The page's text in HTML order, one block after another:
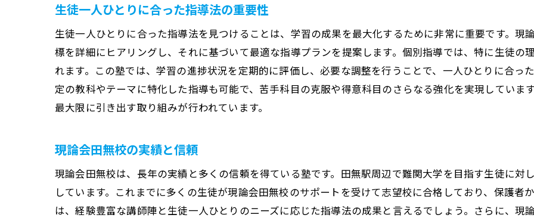
生徒の興味を引き出す指導法
学習意欲向上のための環境作り
現論会田無校の教育理念
信頼できる塾の選び方
個別指導の質を見極める基準
現論会田無校の特長と選ばれる理由
生徒一人ひとりに合った指導法の重要性
生徒一人ひとりに合った指導法を見つけることは、学習の成果を最大化するために非常に重要です。現
標を詳細にヒアリングし、それに基づいて最適な指導プランを提案します。個別指導では、特に生徒の
れます。この塾では、学習の進捗状況を定期的に評価し、必要な調整を行うことで、一人ひとりに合っ
定の教科やテーマに特化した指導も可能で、苦手科目の克服や得意科目のさらなる強化を実現していま
最大限に引き出す取り組みが行われています。
現論会田無校の実績と信頼
現論会田無校は、長年の実績と多くの信頼を得ている塾です。田無駅周辺で難関大学を目指す生徒に対
しています。これまでに多くの生徒が現論会田無校のサポートを受けて志望校に合格しており、保護者
は、経験豊富な講師陣と生徒一人ひとりのニーズに応じた指導法の成果と言えるでしょう。さらに、現